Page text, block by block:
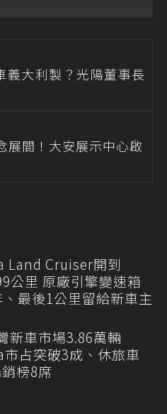
義大利製？光陽董事長
展間！大安展示中心啟
Land Cruiser開到
公里 原廠引擎變速箱
最後1公里留給新車主
新車市場3.86萬輛
占突破3成、休旅車
榜8席